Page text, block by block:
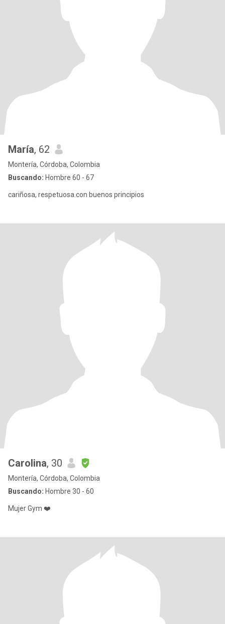
María, 62
Montería, Córdoba, Colombia
Buscando: Hombre 60 - 67
cariñosa, respetuosa.con buenos principios
Carolina, 30
Montería, Córdoba, Colombia
Buscando: Hombre 30 - 60
Mujer Gym ❤️